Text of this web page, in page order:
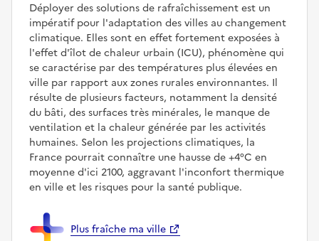
Déployer des solutions de rafraîchissement est un
impératif pour l'adaptation des villes au changement
climatique. Elles sont en effet fortement exposées à
l'effet d'îlot de chaleur urbain (ICU), phénomène qui
se caractérise par des températures plus élevées en
ville par rapport aux zones rurales environnantes. Il
résulte de plusieurs facteurs, notamment la densité
du bâti, des surfaces très minérales, le manque de
ventilation et la chaleur générée par les activités
humaines. Selon les projections climatiques, la
France pourrait connaître une hausse de +4°C en
moyenne d'ici 2100, aggravant l'inconfort thermique
en ville et les risques pour la santé publique.
Plus fraîche ma ville